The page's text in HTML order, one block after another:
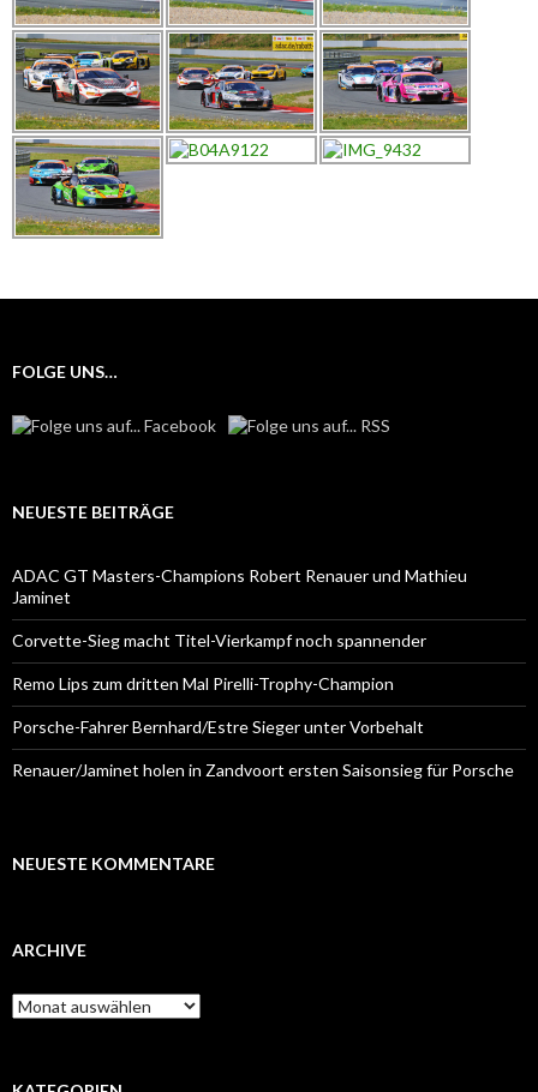
FOLGE UNS…
NEUESTE BEITRÄGE
ADAC GT Masters-Champions Robert Renauer und Mathieu
Jaminet
Corvette-Sieg macht Titel-Vierkampf noch spannender
Remo Lips zum dritten Mal Pirelli-Trophy-Champion
Porsche-Fahrer Bernhard/Estre Sieger unter Vorbehalt
Renauer/Jaminet holen in Zandvoort ersten Saisonsieg für Porsche
NEUESTE KOMMENTARE
ARCHIVE
A
r